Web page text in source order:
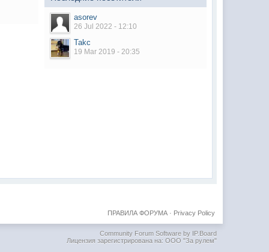
asorev
26 Jul 2022 - 12:10
Takc
19 Mar 2019 - 20:35
Privacy Policy
ПРАВИЛА ФОРУМА·
Community Forum Software by IP.Board
Лицензия зарегистрирована на: ООО "За рулем"